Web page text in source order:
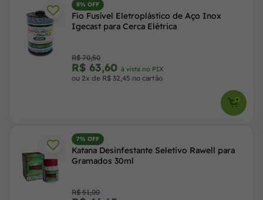
8% OFF
Fio Fusível Eletroplástico de Aço Inox
Igecast para Cerca Elétrica
R$ 70,50
R$ 63,60 à vista no PIX
ou 2x de R$ 32,45 no cartão
7% OFF
Katana Desinfestante Seletivo Rawell para
Gramados 30ml
R$ 51,00